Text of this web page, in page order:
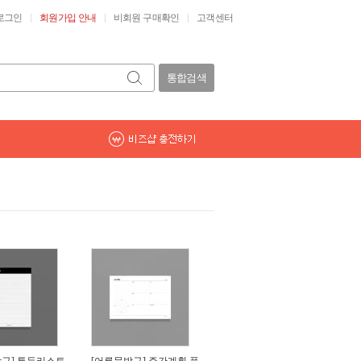
그인 회원가입 안내 비회원 구매확인 고객센터
통합검색